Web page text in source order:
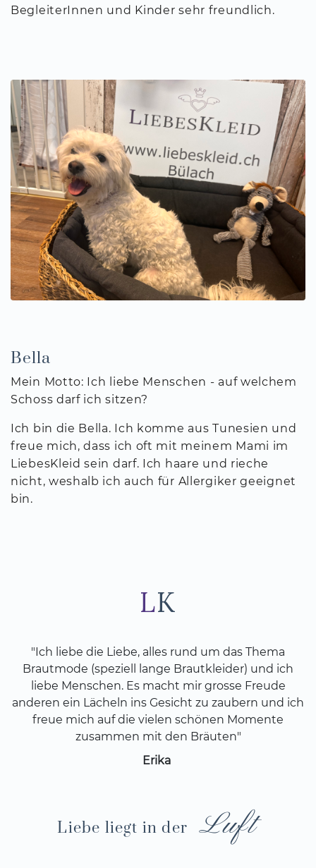
BegleiterInnen und Kinder sehr freundlich.
Bella
Mein Motto: Ich liebe Menschen - auf welchem
Schoss darf ich sitzen?
Ich bin die Bella. Ich komme aus Tunesien und
freue mich, dass ich oft mit meinem Mami im
LiebesKleid sein darf. Ich haare und rieche
nicht, weshalb ich auch für Allergiker geeignet
bin.
"Ich liebe die Liebe, alles rund um das Thema
Brautmode (speziell lange Brautkleider) und ich
liebe Menschen. Es macht mir grosse Freude
anderen ein Lächeln ins Gesicht zu zaubern und ich
freue mich auf die vielen schönen Momente
zusammen mit den Bräuten"
Erika
Liebe liegt in der Luft